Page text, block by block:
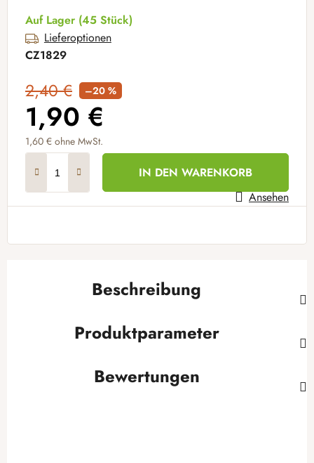
Auf Lager (45 Stück)
Lieferoptionen
CZ1829
2,40 € –20 %
1,90 €
1,60 € ohne MwSt.
IN DEN WARENKORB
Ansehen
Beschreibung
Produktparameter
Bewertungen